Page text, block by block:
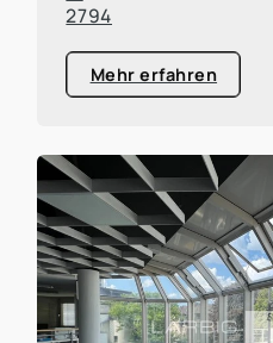
2794
Mehr erfahren